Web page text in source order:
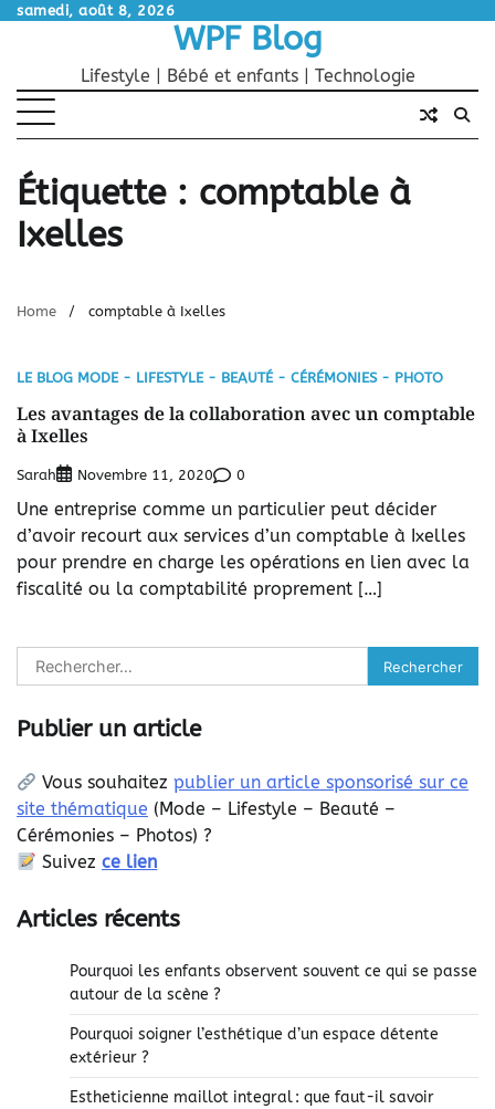
Skipsamedi, août 8, 2026
WPF Blog
Lifestyle | Bébé et enfants | Technologie
Étiquette : comptable à
Ixelles
Home comptable à Ixelles
LE BLOG MODE - LIFESTYLE - BEAUTÉ - CÉRÉMONIES - PHOTO
Les avantages de la collaboration avec un comptable
à Ixelles
Sarah Novembre 11, 2020 0
Une entreprise comme un particulier peut décider
d’avoir recourt aux services d’un comptable à Ixelles
pour prendre en charge les opérations en lien avec la
fiscalité ou la comptabilité proprement […]
Rechercher :
Publier un article
Vous souhaitezpublier un article sponsorisé sur ce
site thématique (Mode – Lifestyle – Beauté –
Cérémonies – Photos) ?
Suivezce lien
Articles récents
Pourquoi les enfants observent souvent ce qui se passe
autour de la scène ?
Pourquoi soigner l’esthétique d’un espace détente
extérieur ?
Estheticienne maillot integral : que faut-il savoir